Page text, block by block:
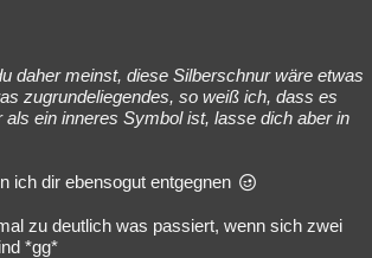
daher meinst, diese Silberschnur wäre etwas
zugrundeliegendes, so weiß ich, dass es
als ein inneres Symbol ist, lasse dich aber in
ich dir ebensogut entgegnen
zu deutlich was passiert, wenn sich zwei
*gg*